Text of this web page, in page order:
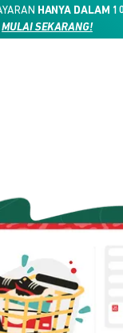
HANYA DALAM
MULAI SEKARANG!